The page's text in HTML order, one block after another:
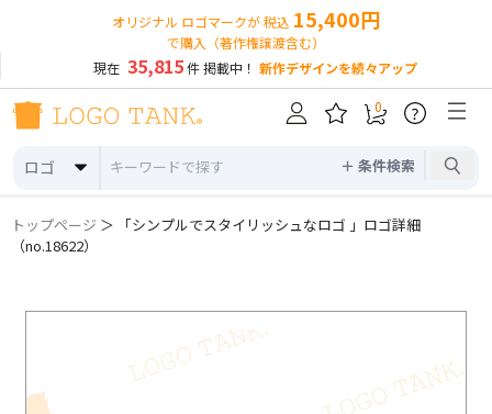
オリジナル ロゴマークが 税込 15,400円
で購入（著作権譲渡含む）
現在 35,815件 掲載中！ 新作デザインを続々アップ
ロゴ ＋ 条件検索
0 ?
トップページ ＞ 「シンプルでスタイリッシュなロゴ 」ロゴ詳細
（no.18622）